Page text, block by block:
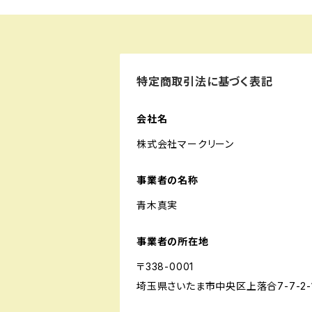
特定商取引法に基づく表記
会社名
株式会社マークリーン
事業者の名称
青木真実
事業者の所在地
〒338-0001
埼玉県さいたま市中央区上落合7-7-2-